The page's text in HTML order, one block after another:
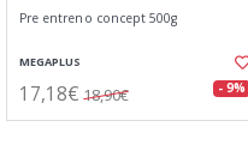
Pre entreno concept 500g
MEGAPLUS
17,18€ 18,90€ - 9%